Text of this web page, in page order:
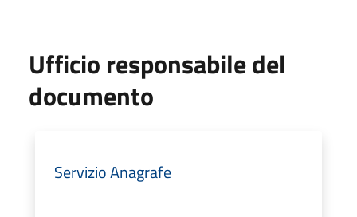
Ufficio responsabile del
documento
Servizio Anagrafe